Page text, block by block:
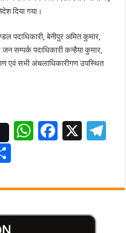
दिया गया।
पदाधिकारी, बेनीपुर अमित कुमार,
जन सम्पर्क पदाधिकारी कन्हैया कुमार,
एवं सभी अंचलाधिकारीगण उपस्थित
W
sA
p
F
b
o
X
gr
ar
e